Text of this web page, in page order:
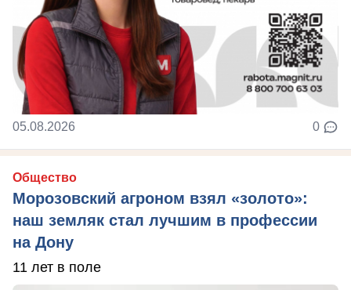
05.08.2026 0
Общество
Морозовский агроном взял «золото»:
наш земляк стал лучшим в профессии
на Дону
11 лет в поле